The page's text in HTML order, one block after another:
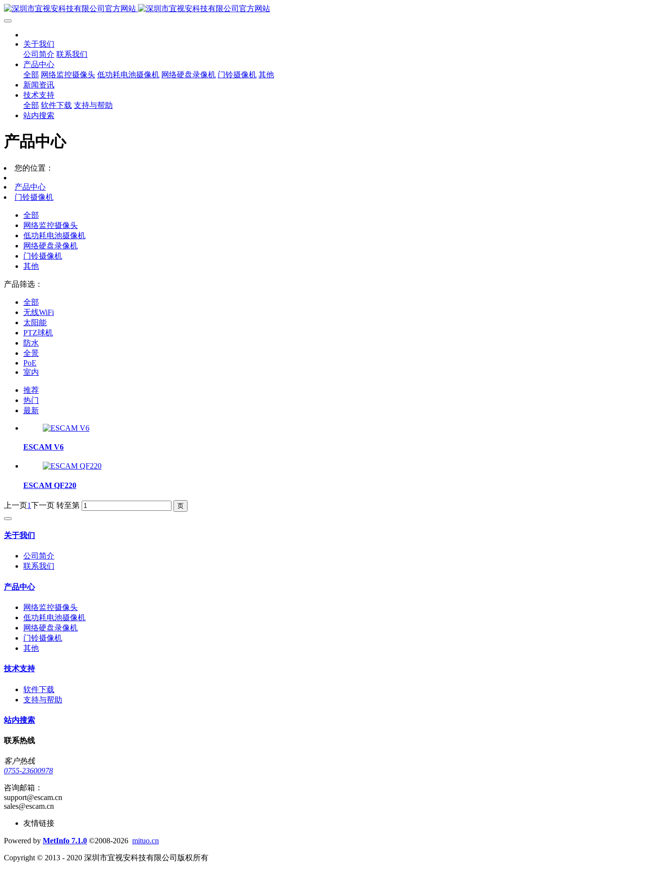
关于我们
公司简介 联系我们
产品中心
全部 网络监控摄像头 低功耗电池摄像机 网络硬盘录像机 门铃摄像机 其他
新闻资讯
技术支持
全部 软件下载 支持与帮助
站内搜索
产品中心
您的位置：
产品中心
门铃摄像机
全部
网络监控摄像头
低功耗电池摄像机
网络硬盘录像机
门铃摄像机
其他
产品筛选：
全部
无线WiFi
太阳能
PTZ球机
防水
全景
PoE
室内
推荐
热门
最新
ESCAM V6
ESCAM QF220
上一页1下一页 转至第
关于我们
公司简介
联系我们
产品中心
网络监控摄像头
低功耗电池摄像机
网络硬盘录像机
门铃摄像机
其他
技术支持
软件下载
支持与帮助
站内搜索
联系热线
客户热线
0755-23600978
咨询邮箱：
support@escam.cn
sales@escam.cn
友情链接
Powered by MetInfo 7.1.0 ©2008-2026 mituo.cn
Copyright © 2013 - 2020 深圳市宜视安科技有限公司版权所有